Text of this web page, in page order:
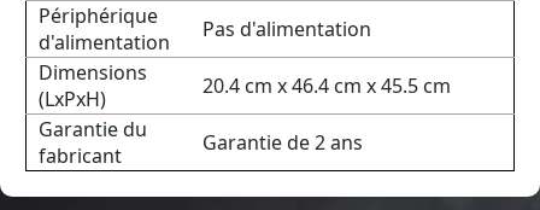
Périphérique
d'alimentation
Pas d'alimentation
Dimensions
(LxPxH)
20.4 cm x 46.4 cm x 45.5 cm
Garantie du
fabricant
Garantie de 2 ans